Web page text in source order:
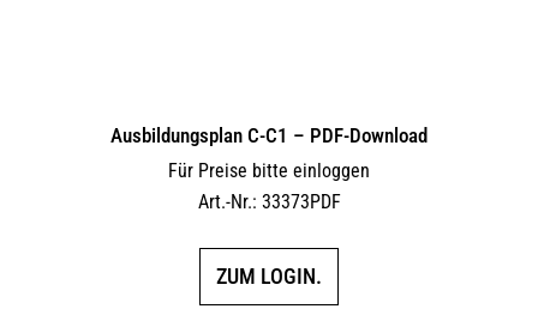
Ausbildungsplan C-C1 – PDF-Download
Für Preise bitte einloggen
Art.-Nr.: 33373PDF
ZUM LOGIN.